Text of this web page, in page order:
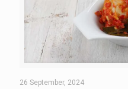
26 September, 2024